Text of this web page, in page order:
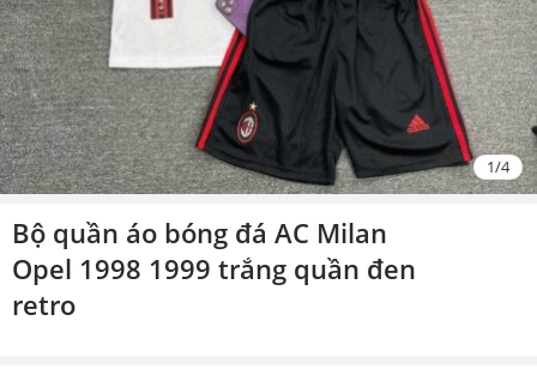
1/4
Bộ quần áo bóng đá AC Milan
Opel 1998 1999 trắng quần đen
retro